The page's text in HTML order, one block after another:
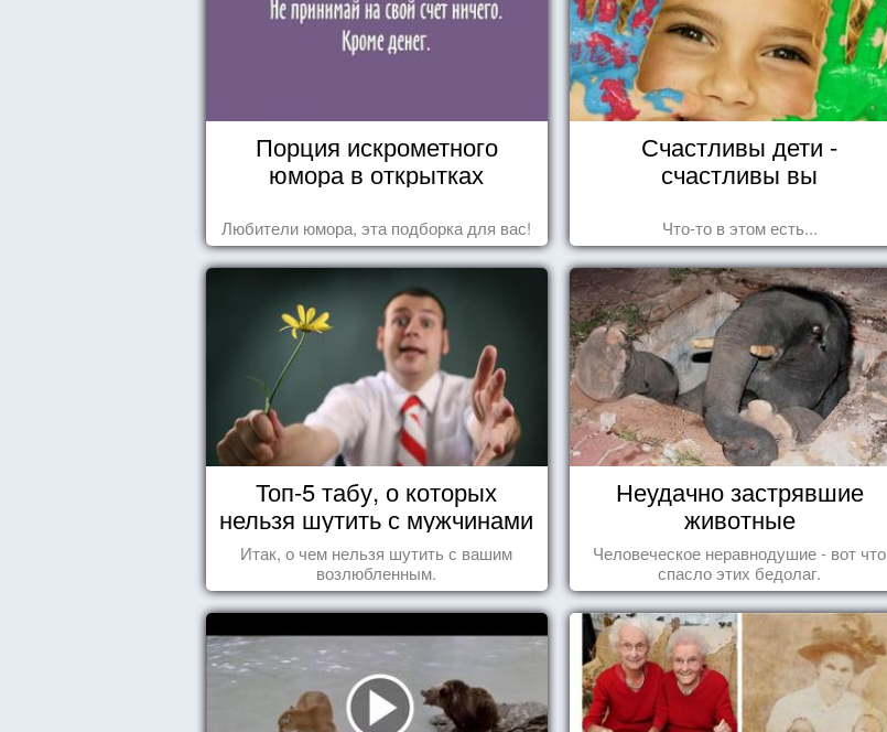
Порция искрометного
юмора в открытках
Любители юмора, эта подборка для вас!
Счастливы дети -
счастливы вы
Что-то в этом есть...
Топ-5 табу, о которых
нельзя шутить с мужчинами
Итак, о чем нельзя шутить с вашим
возлюбленным.
Неудачно застрявшие
животные
Человеческое неравнодушие - вот что
спасло этих бедолаг.